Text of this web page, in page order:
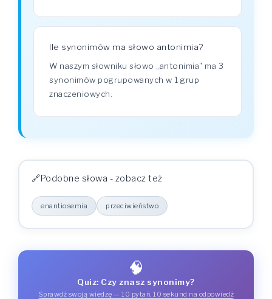
Ile synonimów ma słowo antonimia?
W naszym słowniku słowo „antonimia" ma 3
synonimów pogrupowanych w 1 grup
znaczeniowych.
Podobne słowa - zobacz też
enantiosemia przeciwieństwo
🧠
Quiz: Czy znasz synonimy?
Sprawdź swoją wiedzę — 10 pytań, 10 sekund na odpowiedź